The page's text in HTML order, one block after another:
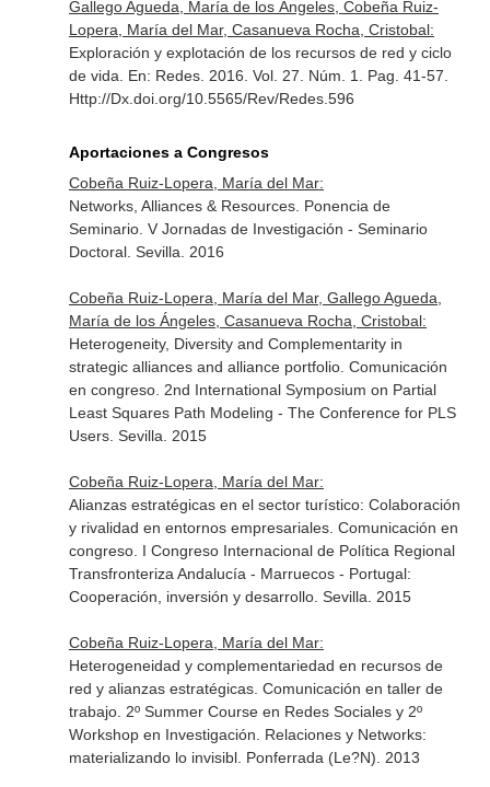
Gallego Agueda, María de los Ángeles, Cobeña Ruiz-
Lopera, María del Mar, Casanueva Rocha, Cristobal:
Exploración y explotación de los recursos de red y ciclo
de vida. En: Redes. 2016. Vol. 27. Núm. 1. Pag. 41-57.
Http://Dx.doi.org/10.5565/Rev/Redes.596
Aportaciones a Congresos
Cobeña Ruiz-Lopera, María del Mar:
Networks, Alliances & Resources. Ponencia de
Seminario. V Jornadas de Investigación - Seminario
Doctoral. Sevilla. 2016
Cobeña Ruiz-Lopera, María del Mar, Gallego Agueda,
María de los Ángeles, Casanueva Rocha, Cristobal:
Heterogeneity, Diversity and Complementarity in
strategic alliances and alliance portfolio. Comunicación
en congreso. 2nd International Symposium on Partial
Least Squares Path Modeling - The Conference for PLS
Users. Sevilla. 2015
Cobeña Ruiz-Lopera, María del Mar:
Alianzas estratégicas en el sector turístico: Colaboración
y rivalidad en entornos empresariales. Comunicación en
congreso. I Congreso Internacional de Política Regional
Transfronteriza Andalucía - Marruecos - Portugal:
Cooperación, inversión y desarrollo. Sevilla. 2015
Cobeña Ruiz-Lopera, María del Mar:
Heterogeneidad y complementariedad en recursos de
red y alianzas estratégicas. Comunicación en taller de
trabajo. 2º Summer Course en Redes Sociales y 2º
Workshop en Investigación. Relaciones y Networks:
materializando lo invisibl. Ponferrada (Le?N). 2013